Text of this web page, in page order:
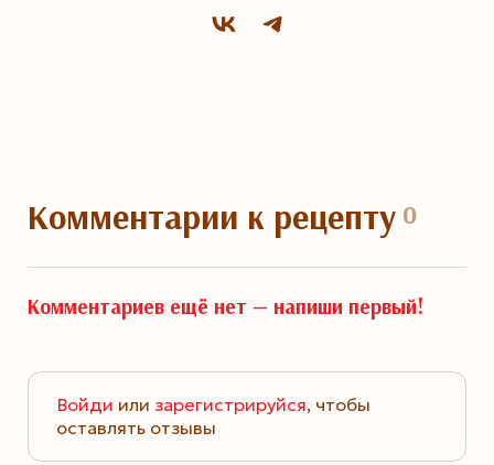
Комментарии к рецепту0
Комментариев ещё нет — напиши первый!
Войди или зарегистрируйся, чтобы
оставлять отзывы